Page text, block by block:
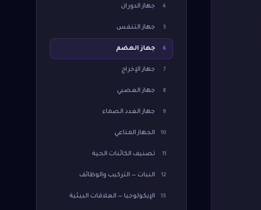
4 جهاز الدوران
5 جهاز التنفس
6 جهاز الهضم
7 جهاز الإخراج
8 جهاز العصبي
9 جهاز الغدد الصماء
10 الجهاز المناعي
11 تصنيف الكائنات الحية
12 النبات — التركيب والوظائف
13 الإيكولوجيا — العلاقات البيئية